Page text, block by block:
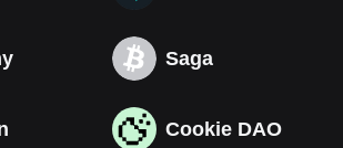
Saga
Cookie DAO